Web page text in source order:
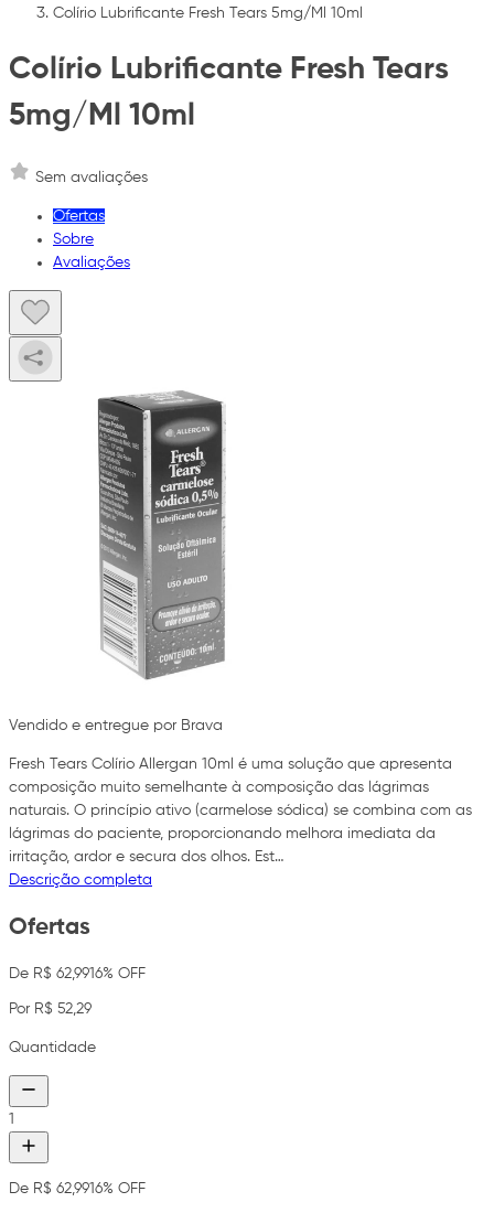
Colírio Lubrificante Fresh Tears 5mg/Ml 10ml
Colírio Lubrificante Fresh Tears
5mg/Ml 10ml
Sem avaliações
Ofertas
Sobre
Avaliações
Vendido e entregue por Brava
Fresh Tears Colírio Allergan 10ml é uma solução que apresenta
composição muito semelhante à composição das lágrimas
naturais. O princípio ativo (carmelose sódica) se combina com as
lágrimas do paciente, proporcionando melhora imediata da
irritação, ardor e secura dos olhos. Est…
Descrição completa
Ofertas
De R$ 62,9916% OFF
Por R$ 52,29
Quantidade
1
De R$ 62,9916% OFF